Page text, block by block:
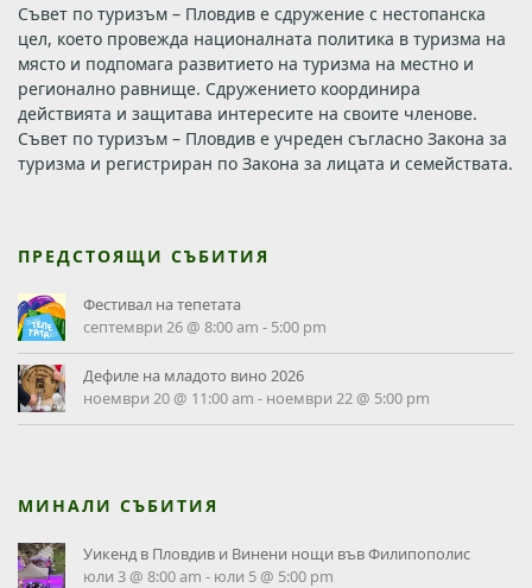
Съвет по туризъм – Пловдив е сдружение с нестопанска
цел, което провежда националната политика в туризма на
място и подпомага развитието на туризма на местно и
регионално равнище. Сдружението координира
действията и защитава интересите на своите членове.
Съвет по туризъм – Пловдив е учреден съгласно Закона за
туризма и регистриран по Закона за лицата и семействата.
ПРЕДСТОЯЩИ СЪБИТИЯ
Фестивал на тепетата
септември 26 @ 8:00 am - 5:00 pm
Дефиле на младото вино 2026
ноември 20 @ 11:00 am - ноември 22 @ 5:00 pm
МИНАЛИ СЪБИТИЯ
Уикенд в Пловдив и Винени нощи във Филипополис
юли 3 @ 8:00 am - юли 5 @ 5:00 pm